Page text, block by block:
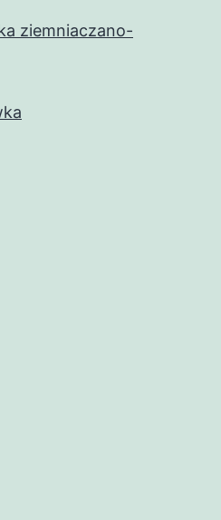
ziemniaczano-